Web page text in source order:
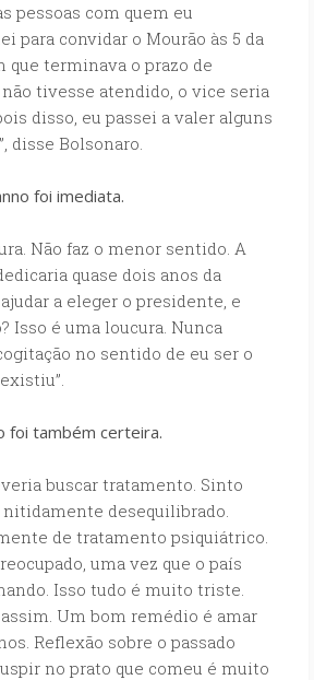
pessoas com quem eu
para convidar o Mourão às 5 da
que terminava o prazo de
tivesse atendido, o vice seria
disso, eu passei a valer alguns
disse Bolsonaro.
foi imediata.
Não faz o menor sentido. A
quase dois anos da
a eleger o presidente, e
Isso é uma loucura. Nunca
no sentido de eu ser o
foi também certeira.
buscar tratamento. Sinto
nitidamente desequilibrado.
de tratamento psiquiátrico.
uma vez que o país
Isso tudo é muito triste.
Um bom remédio é amar
Reflexão sobre o passado
no prato que comeu é muito